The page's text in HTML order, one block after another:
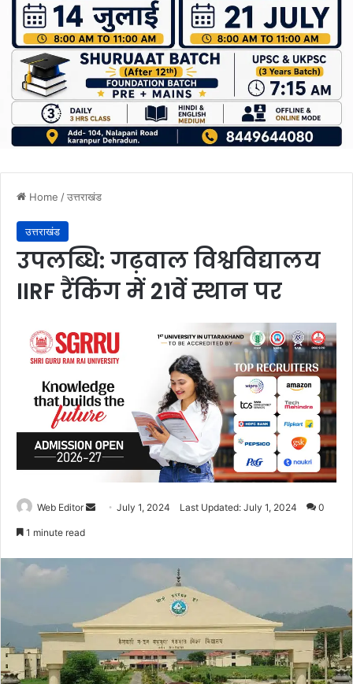
Home /उत्तराखंड
उत्तराखंड
उपलब्धि: गढ़वाल विश्वविद्यालय
IIRF रैंकिंग में 21वें स्थान पर
Web Editor
e
a
i
July 1, 2024 Last Updated: July 1, 2024 0
1 minute read